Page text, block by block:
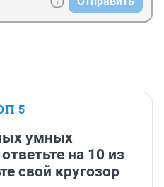
5
умных
на 10 из
свой кругозор